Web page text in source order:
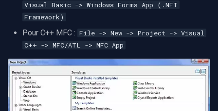
Aqara
Visual Basic -> Windows Forms App (.NET
Framework)
Pour C++ MFC : File -> New -> Project -> Visual
C++ -> MFC/ATL -> MFC App